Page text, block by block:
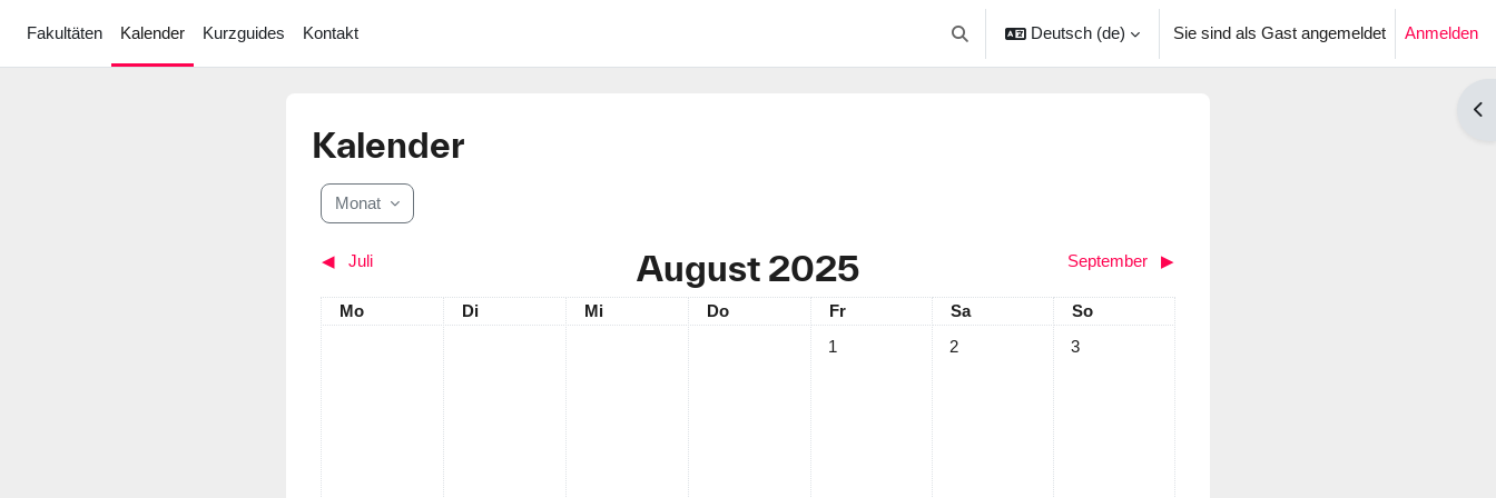
Fakultäten
Kalender Kurzguides Kontakt
Sucheingabe umschalten
Deutsch ‎(de)‎ Sie sind als Gast angemeldet Anmelden
Kalender
Monat
◀︎ Juli August 2025 September ▶︎
Montag
Mo Dienstag
Di Mittwoch
Mi Donnerstag
Do Freitag
Fr Samstag
Sa Sonntag
So
Keine Termine, Freitag, 1. August
1 Keine Termine, Samstag, 2. August
2 Keine Termine, Sonntag, 3. August
3